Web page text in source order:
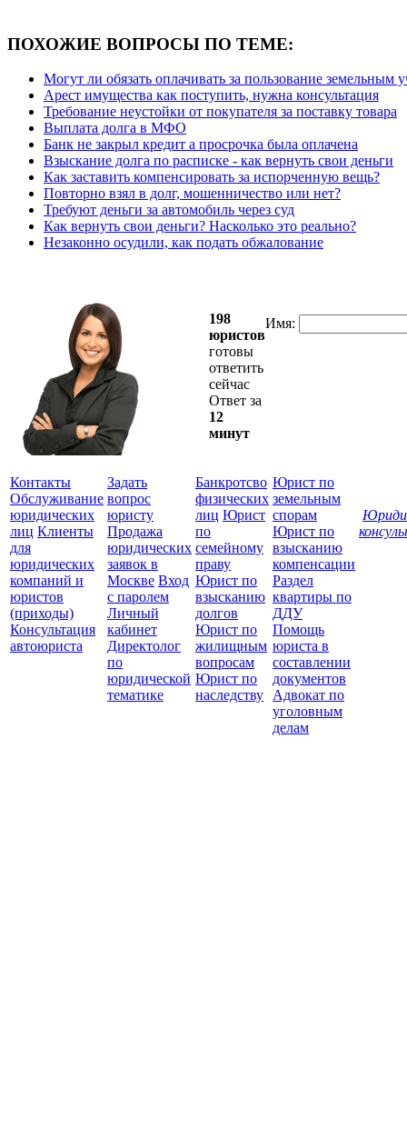
ПОХОЖИЕ ВОПРОСЫ ПО ТЕМЕ:
Могут ли обязать оплачивать за пользование земельным
Арест имущества как поступить, нужна консультация
Требование неустойки от покупателя за поставку товара
Выплата долга в МФО
Банк не закрыл кредит а просрочка была оплачена
Взыскание долга по расписке - как вернуть свои деньги
Как заставить компенсировать за испорченную вещь?
Повторно взял в долг, мошенничество или нет?
Требуют деньги за автомобиль через суд
Как вернуть свои деньги? Насколько это реально?
Незаконно осудили, как подать обжалование
198
юристов
готовы
ответить
сейчас
Ответ за
12
минут
Имя:
Контакты
Обслуживание
юридических
лиц Клиенты
для
юридических
компаний и
юристов
(приходы)
Консультация
автоюриста
Задать
вопрос
юристу
Продажа
юридических
заявок в
Москве Вход
с паролем
Личный
кабинет
Директолог
по
юридической
тематике
Банкротсво
физических
лиц Юрист
по
семейному
праву
Юрист по
взысканию
долгов
Юрист по
жилищным
вопросам
Юрист по
наследству
Юрист по
земельным
спорам
Юрист по
взысканию
компенсации
Раздел
квартиры по
ДДУ
Помощь
юриста в
составлении
документов
Адвокат по
уголовным
делам